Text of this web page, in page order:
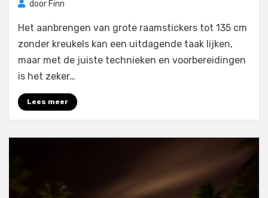
door Finn
Het aanbrengen van grote raamstickers tot 135 cm
zonder kreukels kan een uitdagende taak lijken,
maar met de juiste technieken en voorbereidingen
is het zeker…
Lees meer